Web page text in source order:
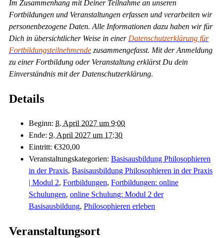
Im Zusammenhang mit Deiner Teilnahme an unseren
Fortbildungen und Veranstaltungen erfassen und verarbeiten wir
personenbezogene Daten. Alle Informationen dazu haben wir für
Dich in übersichtlicher Weise in einer Datenschutzerklärung für
Fortbildungsteilnehmende zusammengefasst. Mit der Anmeldung
zu einer Fortbildung oder Veranstaltung erklärst Du dein
Einverständnis mit der Datenschutzerklärung.
Details
Beginn: 8. April 2027 um 9:00
Ende: 9. April 2027 um 17:30
Eintritt: €320,00
Veranstaltungskategorien: Basisausbildung Philosophieren
in der Praxis, Basisausbildung Philosophieren in der Praxis
| Modul 2, Fortbildungen, Fortbildungen: online
Schulungen, online Schulung: Modul 2 der
Basisausbildung, Philosophieren erleben
Veranstaltungsort